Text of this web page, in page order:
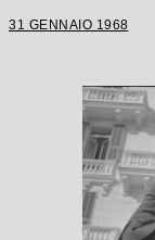
31 GENNAIO 1968